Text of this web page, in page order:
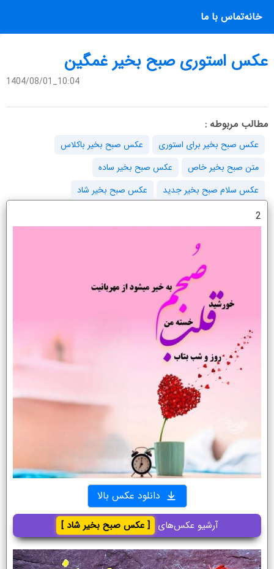
خانهتماس با ما
عکس استوری صبح بخیر غمگین
1404/08/01_10:04
مطالب مربوطه :
عکس صبح بخیر برای استوری
عکس صبح بخیر باکلاس
متن صبح بخیر خاص
عکس صبح بخیر ساده
عکس سلام صبح بخیر جدید
عکس صبح بخیر شاد
2
دانلود عکس بالا
آرشیو عکس‌های [ عکس صبح بخیر شاد ]